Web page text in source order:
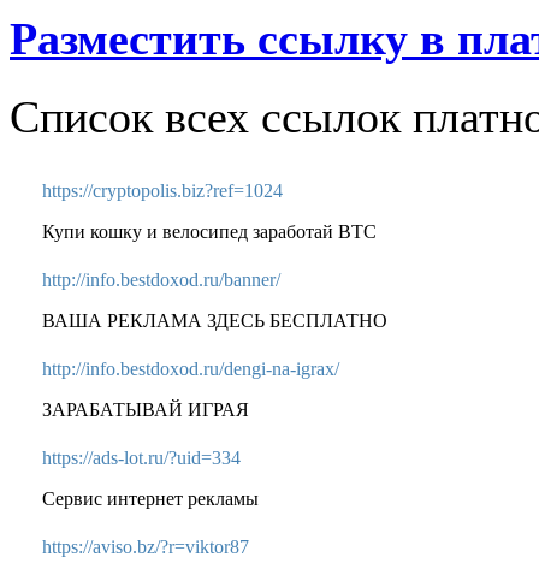
Разместить ссылку в
Список всех ссылок
https://cryptopolis.biz?ref=1024
Купи кошку и велосипед заработай BTC
http://info.bestdoxod.ru/banner/
ВАША РЕКЛАМА ЗДЕСЬ БЕСПЛАТНО
http://info.bestdoxod.ru/dengi-na-igrax/
ЗАРАБАТЫВАЙ ИГРАЯ
https://ads-lot.ru/?uid=334
Сервис интернет рекламы
https://aviso.bz/?r=viktor87